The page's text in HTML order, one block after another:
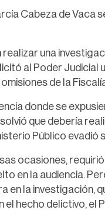
Cabeza de Vaca
una
al Poder Judicial
de la
donde se
que debería
Público evadió
ocasiones,
en la audiencia.
en la investigación,
hecho delictivo, el